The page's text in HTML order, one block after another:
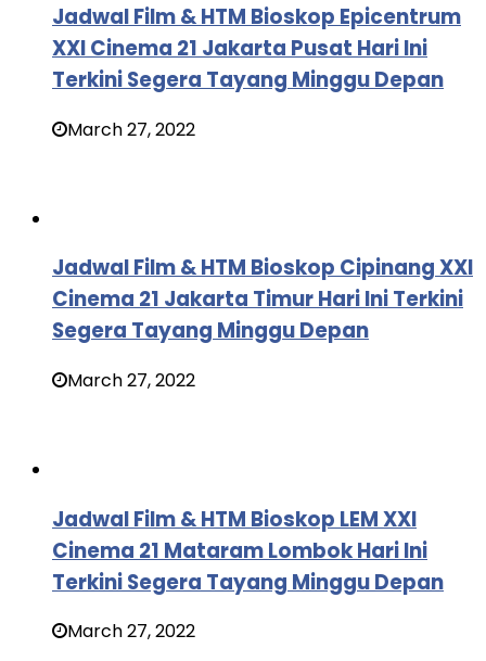
Jadwal Film & HTM Bioskop Epicentrum
XXI Cinema 21 Jakarta Pusat Hari Ini
Terkini Segera Tayang Minggu Depan
March 27, 2022
Jadwal Film & HTM Bioskop Cipinang XXI
Cinema 21 Jakarta Timur Hari Ini Terkini
Segera Tayang Minggu Depan
March 27, 2022
Jadwal Film & HTM Bioskop LEM XXI
Cinema 21 Mataram Lombok Hari Ini
Terkini Segera Tayang Minggu Depan
March 27, 2022